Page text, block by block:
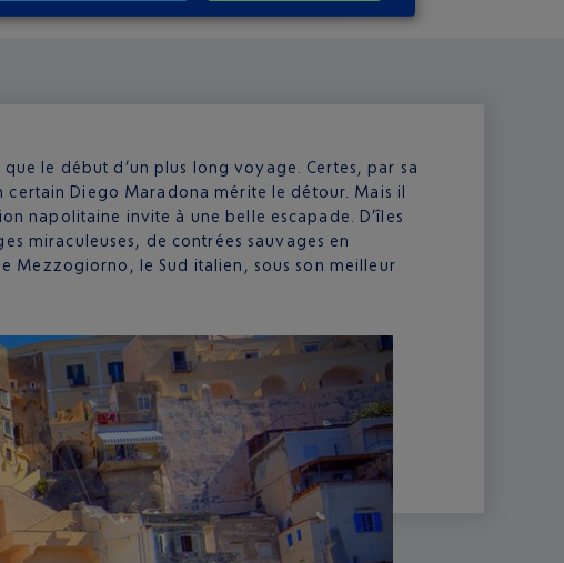
que le début d’un plus long voyage. Certes, par sa
Diego Maradona mérite le détour. Mais il
napolitaine invite à une belle escapade. D’îles
miraculeuses, de contrées sauvages en
Mezzogiorno, le Sud italien, sous son meilleur